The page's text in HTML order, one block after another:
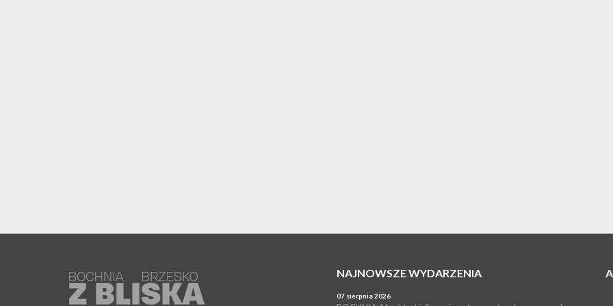
NAJNOWSZE WYDARZENIA
07 sierpnia 2026